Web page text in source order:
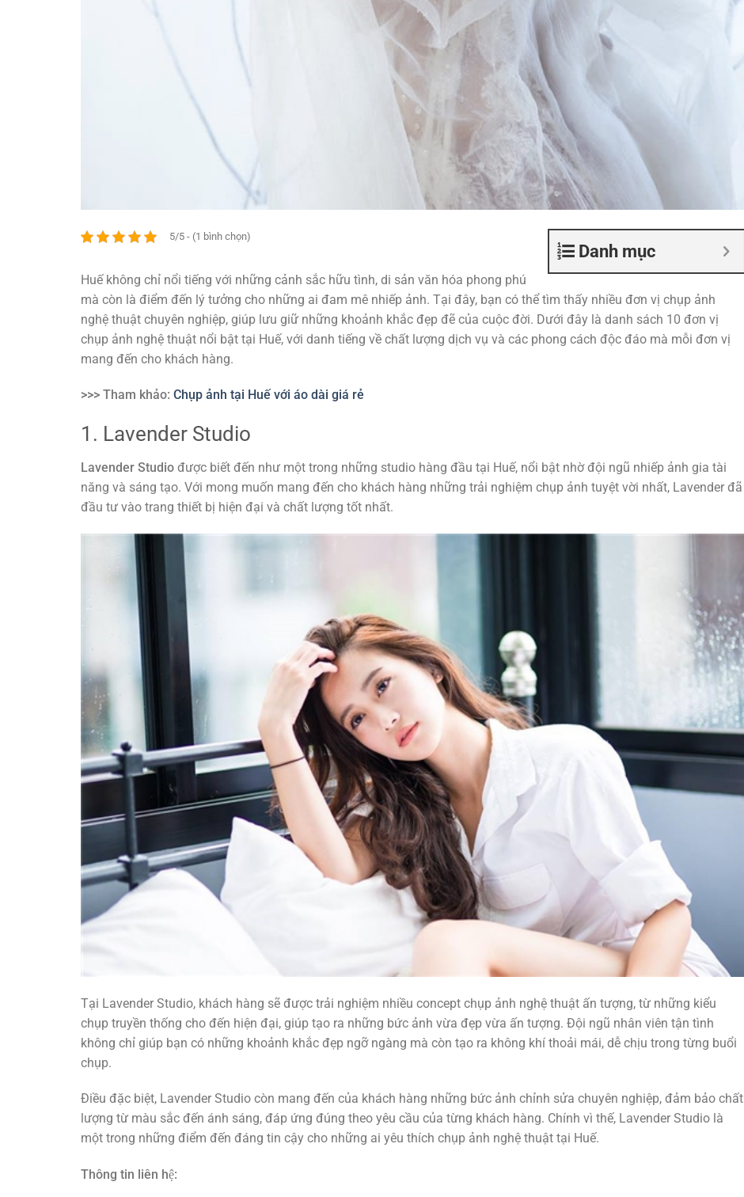
Danh mục
5/5 - (1 bình chọn)
Huế không chỉ nổi tiếng với những cảnh sắc hữu tình, di sản văn hóa phong phú
mà còn là điểm đến lý tưởng cho những ai đam mê nhiếp ảnh. Tại đây, bạn có thể tìm thấy nhiều đơn vị chụp ảnh
nghệ thuật chuyên nghiệp, giúp lưu giữ những khoảnh khắc đẹp đẽ của cuộc đời. Dưới đây là danh sách 10 đơn vị
chụp ảnh nghệ thuật nổi bật tại Huế, với danh tiếng về chất lượng dịch vụ và các phong cách độc đáo mà mỗi đơn vị
mang đến cho khách hàng.
>>> Tham khảo: Chụp ảnh tại Huế với áo dài giá rẻ
1. Lavender Studio
Lavender Studio được biết đến như một trong những studio hàng đầu tại Huế, nổi bật nhờ đội ngũ nhiếp ảnh gia tài
năng và sáng tạo. Với mong muốn mang đến cho khách hàng những trải nghiệm chụp ảnh tuyệt vời nhất, Lavender đã
đầu tư vào trang thiết bị hiện đại và chất lượng tốt nhất.
Tại Lavender Studio, khách hàng sẽ được trải nghiệm nhiều concept chụp ảnh nghệ thuật ấn tượng, từ những kiểu
chụp truyền thống cho đến hiện đại, giúp tạo ra những bức ảnh vừa đẹp vừa ấn tượng. Đội ngũ nhân viên tận tình
không chỉ giúp bạn có những khoảnh khắc đẹp ngỡ ngàng mà còn tạo ra không khí thoải mái, dễ chịu trong từng buổi
chụp.
Điều đặc biệt, Lavender Studio còn mang đến của khách hàng những bức ảnh chỉnh sửa chuyên nghiệp, đảm bảo chất
lượng từ màu sắc đến ánh sáng, đáp ứng đúng theo yêu cầu của từng khách hàng. Chính vì thế, Lavender Studio là
một trong những điểm đến đáng tin cậy cho những ai yêu thích chụp ảnh nghệ thuật tại Huế.
Thông tin liên hệ: